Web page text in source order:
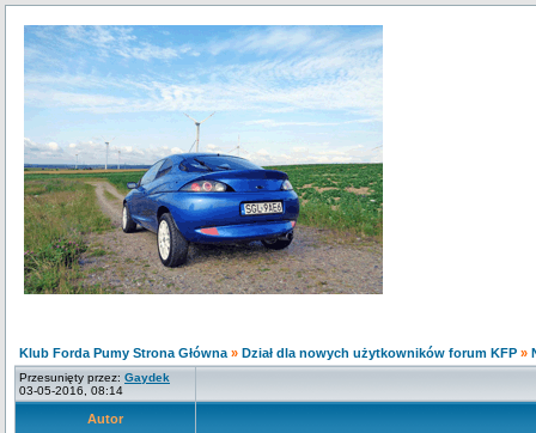
Klub Forda Pumy Strona Główna » Dział dla nowych użytkowników forum KFP »
Przesunięty przez: Gaydek
03-05-2016, 08:14
Autor